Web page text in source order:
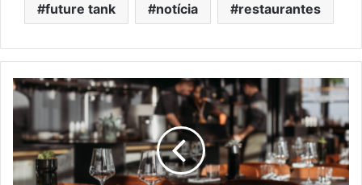
future tank notícia restaurantes
Projeções
para
crescimento
do
foodservice